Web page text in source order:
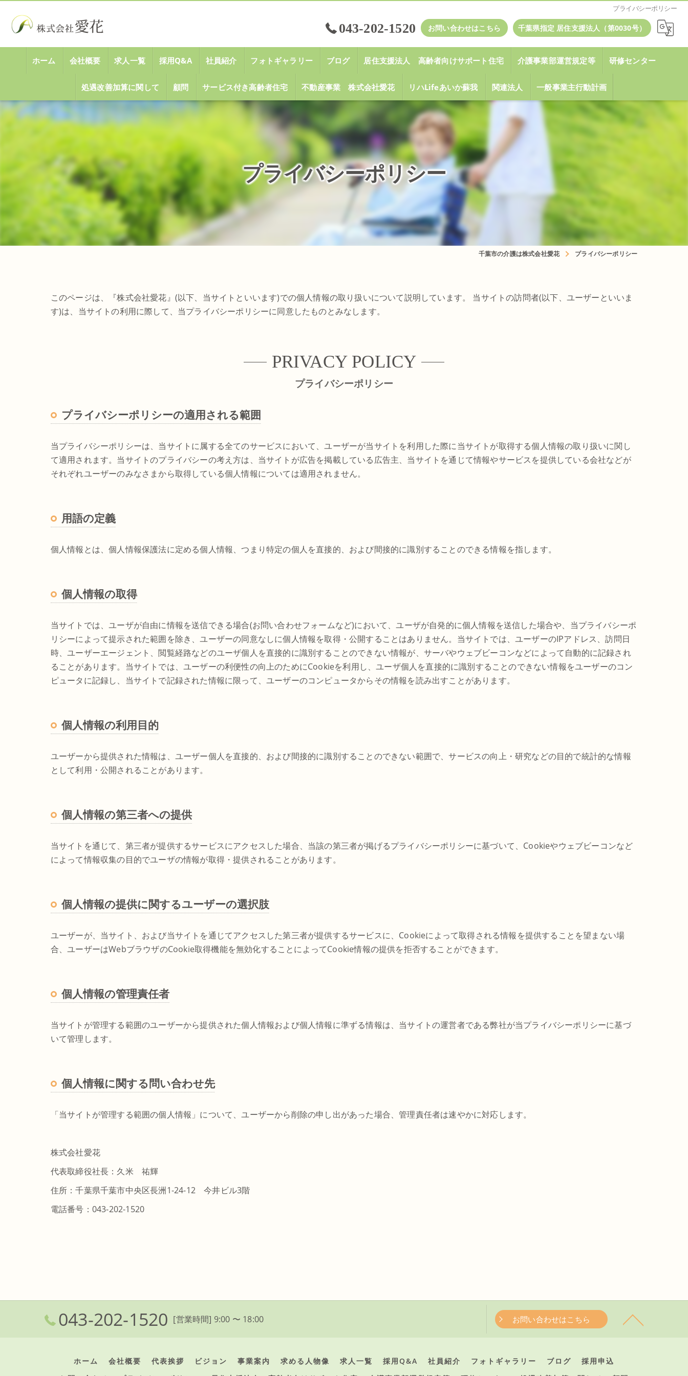
プライバシーポリシー
043-202-1520 お問い合わせはこちら 千葉県指定 居住支援法人（第0030号）
ホーム 会社概要
ビジョン
求人一覧 採用Q&A 社員紹介 フォトギャラリー ブログ 居住支援法人 高齢者向けサポート住宅 介護事業部運営規定等 研修センター
処遇改善加算に関して 顧問 サービス付き高齢者住宅 不動産事業 株式会社愛花 リハLifeあいか蘇我 関連法人 一般事業主行動計画
プライバシーポリシー
千葉市の介護は株式会社愛花 プライバシーポリシー
このページは、『株式会社愛花』(以下、当サイトといいます)での個人情報の取り扱いについて説明しています。 当サイトの訪問者(以下、ユーザーといいま
す)は、当サイトの利用に際して、当プライバシーポリシーに同意したものとみなします。
プライバシーポリシー
PRIVACY POLICY
プライバシーポリシーの適用される範囲
当プライバシーポリシーは、当サイトに属する全てのサービスにおいて、ユーザーが当サイトを利用した際に当サイトが取得する個人情報の取り扱いに関し
て適用されます。当サイトのプライバシーの考え方は、当サイトが広告を掲載している広告主、当サイトを通じて情報やサービスを提供している会社などが
それぞれユーザーのみなさまから取得している個人情報については適用されません。
用語の定義
個人情報とは、個人情報保護法に定める個人情報、つまり特定の個人を直接的、および間接的に識別することのできる情報を指します。
個人情報の取得
当サイトでは、ユーザが自由に情報を送信できる場合(お問い合わせフォームなど)において、ユーザが自発的に個人情報を送信した場合や、当プライバシーポ
リシーによって提示された範囲を除き、ユーザーの同意なしに個人情報を取得・公開することはありません。当サイトでは、ユーザーのIPアドレス、訪問日
時、ユーザーエージェント、閲覧経路などのユーザ個人を直接的に識別することのできない情報が、サーバやウェブビーコンなどによって自動的に記録され
ることがあります。当サイトでは、ユーザーの利便性の向上のためにCookieを利用し、ユーザ個人を直接的に識別することのできない情報をユーザーのコン
ピュータに記録し、当サイトで記録された情報に限って、ユーザーのコンピュータからその情報を読み出すことがあります。
個人情報の利用目的
ユーザーから提供された情報は、ユーザー個人を直接的、および間接的に識別することのできない範囲で、サービスの向上・研究などの目的で統計的な情報
として利用・公開されることがあります。
個人情報の第三者への提供
当サイトを通じて、第三者が提供するサービスにアクセスした場合、当該の第三者が掲げるプライバシーポリシーに基づいて、Cookieやウェブビーコンなど
によって情報収集の目的でユーザの情報が取得・提供されることがあります。
個人情報の提供に関するユーザーの選択肢
ユーザーが、当サイト、および当サイトを通じてアクセスした第三者が提供するサービスに、Cookieによって取得される情報を提供することを望まない場
合、ユーザーはWebブラウザのCookie取得機能を無効化することによってCookie情報の提供を拒否することができます。
個人情報の管理責任者
当サイトが管理する範囲のユーザーから提供された個人情報および個人情報に準ずる情報は、当サイトの運営者である弊社が当プライバシーポリシーに基づ
いて管理します。
個人情報に関する問い合わせ先
「当サイトが管理する範囲の個人情報」について、ユーザーから削除の申し出があった場合、管理責任者は速やかに対応します。
株式会社愛花
代表取締役社長：久米 祐輝
住所：千葉県千葉市中央区長洲1-24-12 今井ビル3階
電話番号：043-202-1520
043-202-1520 [営業時間] 9:00 〜 18:00 お問い合わせはこちら
ホーム 会社概要 代表挨拶 ビジョン 事業案内 求める人物像 求人一覧 採用Q&A 社員紹介 フォトギャラリー ブログ
採用申込